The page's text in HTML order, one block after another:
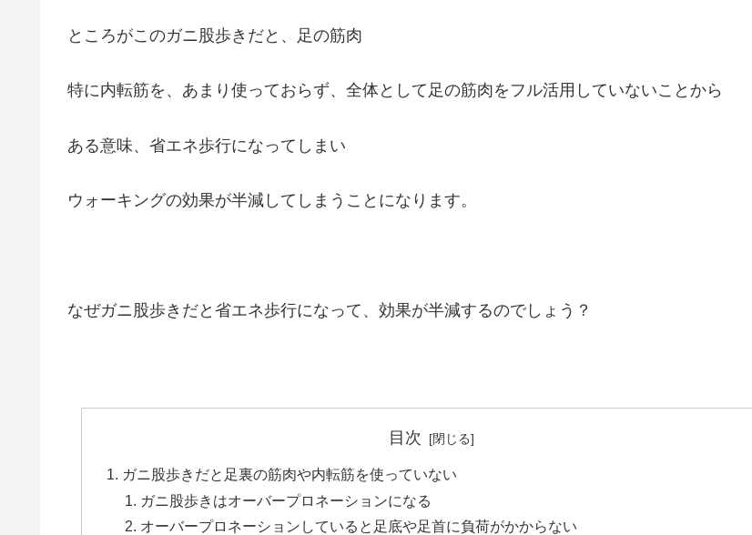
ところがこのガニ股歩きだと、足の筋肉
特に内転筋を、あまり使っておらず、全体として足の筋肉をフル活用していないことから
ある意味、省エネ歩行になってしまい
ウォーキングの効果が半減してしまうことになります。
なぜガニ股歩きだと省エネ歩行になって、効果が半減するのでしょう？
目次
ガニ股歩きだと足裏の筋肉や内転筋を使っていない
ガニ股歩きはオーバープロネーションになる
オーバープロネーションしていると足底や足首に負荷がかからない